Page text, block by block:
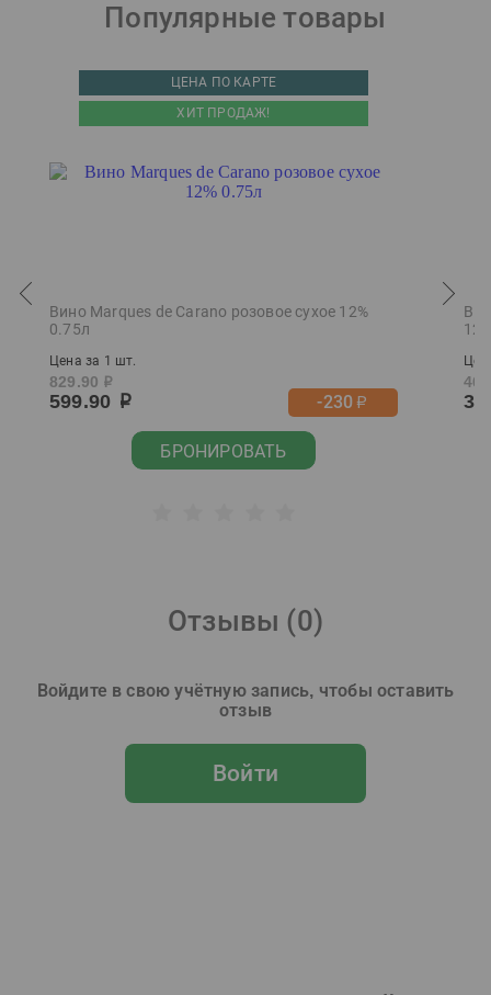
Популярные товары
ЦЕНА ПО КАРТЕ
ХИТ ПРОДАЖ!
Вино Marques de Carano розовое сухое 12%
0.75л
Цена за 1 шт.
829.90 р
599.90 р -230р
БРОНИРОВАТЬ
Отзывы (0)
Войдите в свою учётную запись, чтобы оставить
отзыв
Войти